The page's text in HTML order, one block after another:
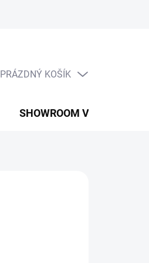
NÁKUPNÍ
PRÁZDNÝ KOŠÍK
SHOWROOM V PRAZE